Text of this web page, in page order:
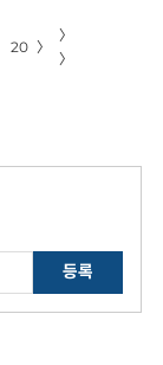
20 〉
〉
〉
등록